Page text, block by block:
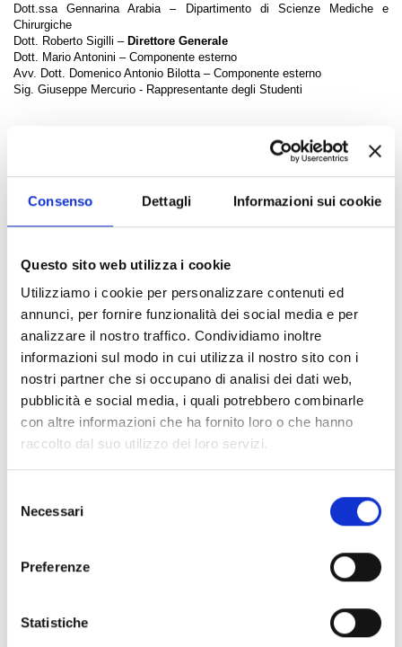
Consenso Dettagli Informazioni sui cookie
Questo sito web utilizza i cookie
Utilizziamo i cookie per personalizzare contenuti ed
annunci, per fornire funzionalità dei social media e per
analizzare il nostro traffico. Condividiamo inoltre
informazioni sul modo in cui utilizza il nostro sito con i
nostri partner che si occupano di analisi dei dati web,
pubblicità e social media, i quali potrebbero combinarle
con altre informazioni che ha fornito loro o che hanno
raccolto dal suo utilizzo dei loro servizi.
delNecessari
Preferenze
Statistiche
Dott.ssa Gennarina Arabia – Dipartimento di Scienze Mediche e
Chirurgiche
Dott. Roberto Sigilli – Direttore Generale
Dott. Mario Antonini – Componente esterno
Avv. Dott. Domenico Antonio Bilotta – Componente esterno
Sig. Giuseppe Mercurio - Rappresentante degli Studenti
– Rappresentante degli Studenti -Cessato
Consiglio di Amministrazione - adempimenti ex art. 14,
D.lgs. n. 33/2013 - Triennio 2020/2023 (scaduto il
19/12/2023)
D.lgs. n. 33/2013 - triennio 2017/2020 scaduto il
18.12.2020
Consiglio di Amministrazione - adempimenti ex art. 14,
D.lgs. n. 33/2013 - triennio 2014/2017 scaduto il
D.lgs. n. 33/2013 - triennio 2011/2014 scaduto il
Futuro Studente